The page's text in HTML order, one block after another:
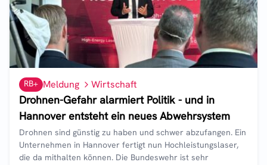
RB+ Meldung Wirtschaft
Drohnen-Gefahr alarmiert Politik - und in
Hannover entsteht ein neues Abwehrsystem
Drohnen sind günstig zu haben und schwer abzufangen. Ein
Unternehmen in Hannover fertigt nun Hochleistungslaser,
die da mithalten können. Die Bundeswehr ist sehr